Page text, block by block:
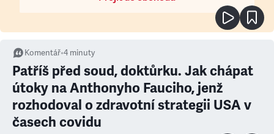
Komentář•4 minuty
Patříš před soud, doktůrku. Jak chápat
útoky na Anthonyho Fauciho, jenž
rozhodoval o zdravotní strategii USA v
časech covidu